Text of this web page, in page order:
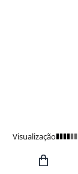
Visualização